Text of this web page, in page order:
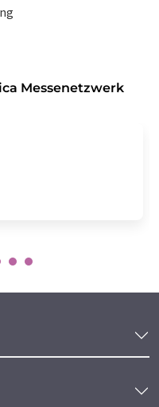
Messenetzwerk